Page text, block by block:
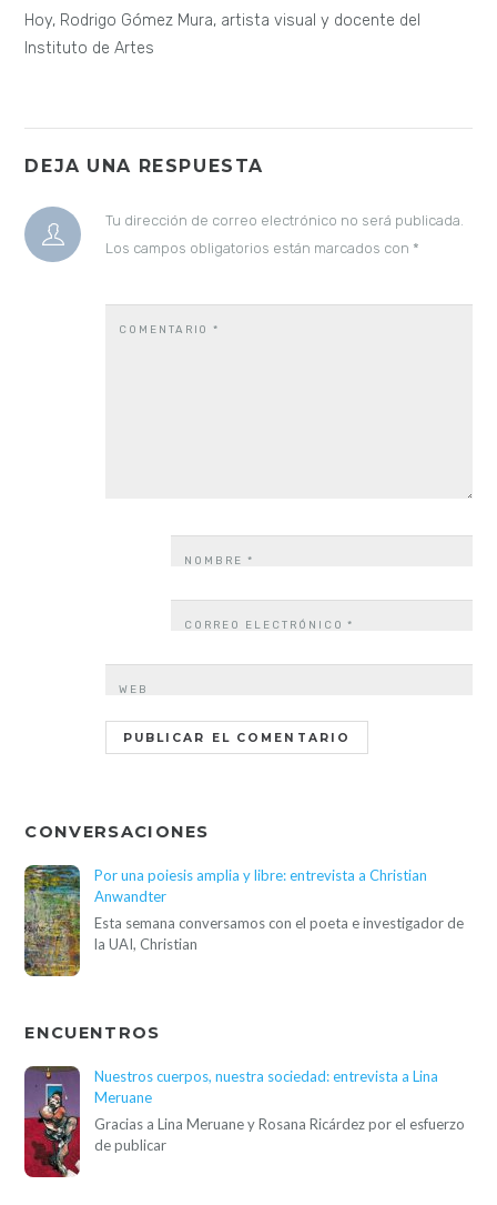
Hoy, Rodrigo Gómez Mura, artista visual y docente del
Instituto de Artes
DEJA UNA RESPUESTA
Tu dirección de correo electrónico no será publicada.
Los campos obligatorios están marcados con *
COMENTARIO*
NOMBRE*
CORREO ELECTRÓNICO*
WEB
CONVERSACIONES
Por una poiesis amplia y libre: entrevista a Christian
Anwandter
Esta semana conversamos con el poeta e investigador de
la UAI, Christian
ENCUENTROS
Nuestros cuerpos, nuestra sociedad: entrevista a Lina
Meruane
Gracias a Lina Meruane y Rosana Ricárdez por el esfuerzo
de publicar